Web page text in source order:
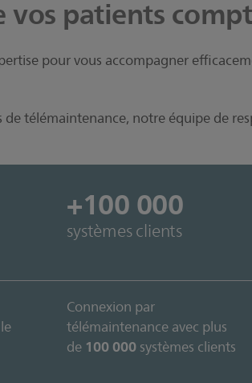
patients
pour vous accompagner
télémaintenance, notre équipe de
+100 000
systèmes clients
Connexion par
télémaintenance avec plus
de100 000systèmes clients